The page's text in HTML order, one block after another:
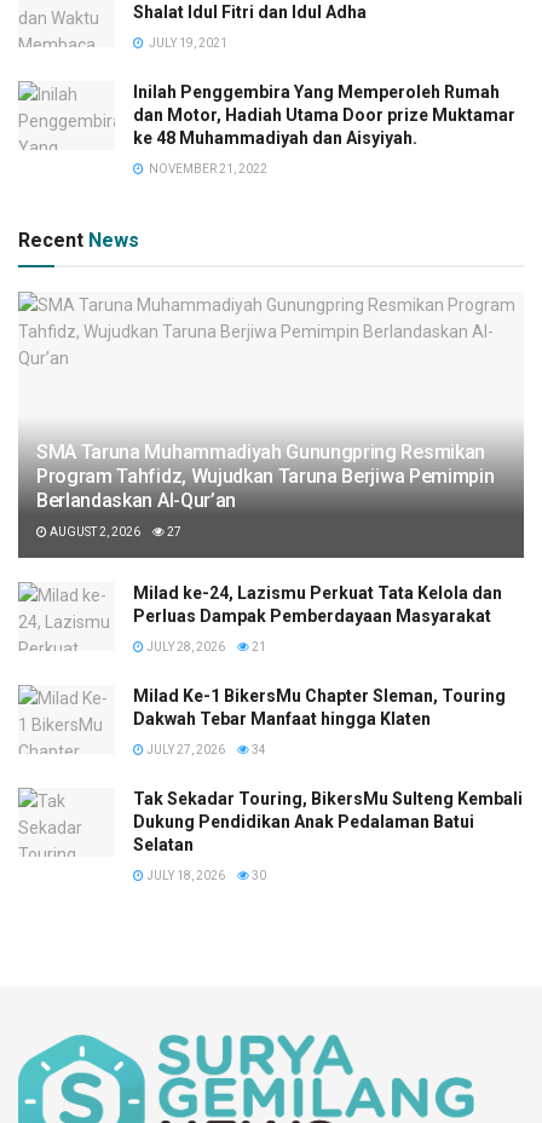
Shalat Idul Fitri dan Idul Adha
JULY 19, 2021
Inilah Penggembira Yang Memperoleh Rumah
dan Motor, Hadiah Utama Door prize Muktamar
ke 48 Muhammadiyah dan Aisyiyah.
NOVEMBER 21, 2022
Recent News
SMA Taruna Muhammadiyah Gunungpring Resmikan
Program Tahfidz, Wujudkan Taruna Berjiwa Pemimpin
Berlandaskan Al-Qur’an
AUGUST 2, 2026 27
Milad ke-24, Lazismu Perkuat Tata Kelola dan
Perluas Dampak Pemberdayaan Masyarakat
JULY 28, 2026 21
Milad Ke-1 BikersMu Chapter Sleman, Touring
Dakwah Tebar Manfaat hingga Klaten
JULY 27, 2026 34
Tak Sekadar Touring, BikersMu Sulteng Kembali
Dukung Pendidikan Anak Pedalaman Batui
Selatan
JULY 18, 2026 30